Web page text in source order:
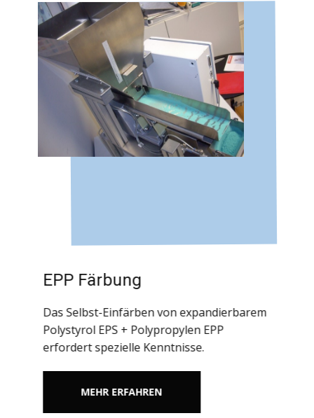
EPP Färbung
Das Selbst-Einfärben von expandierbarem
Polystyrol EPS + Polypropylen EPP
erfordert spezielle Kenntnisse.
MEHR ERFAHREN